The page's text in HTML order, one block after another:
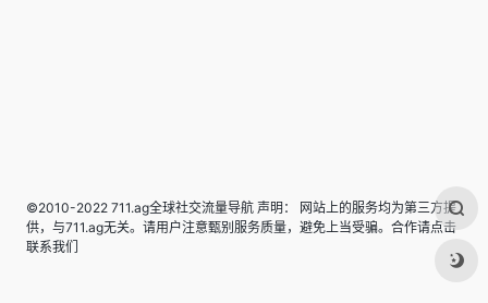
©2010-2022 711.ag全球社交流量导航 声明： 网站上的服务均为第三方提
供，与711.ag无关。请用户注意甄别服务质量，避免上当受骗。合作请点击
联系我们